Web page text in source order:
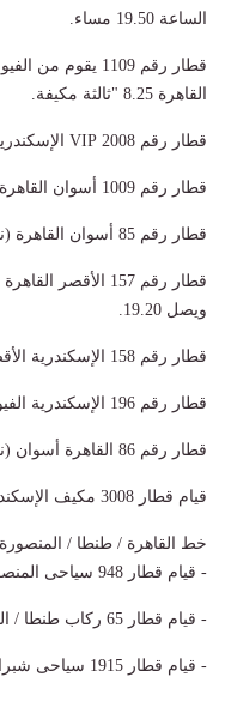
الساعة 19.50 مساء.
القاهرة 8.25 "ثالثة مكيفة.
قطار رقم 2008 VIP الإسكندرية أسوان موعد قيامه الساعة 20.00 مساء.
قطار رقم 1009 أسوان القاهرة (ثالثة مكيف) موعد قيامه الساعة 19.20.
قطار رقم 85 أسوان القاهرة (نوم) موعد قيامه الساعة 20.20.
ويصل 19.20.
قطار رقم 158 الإسكندرية الأقصر (تهوية) موعد قيامه الساعة 7.15 صباحا.
قطار رقم 196 الإسكندرية الفيوم سياحى موعد قيامه الساعة 8.35 صباحا.
قطار رقم 86 القاهرة أسوان (نوم) موعد قيامه الساعة 19.45.
قيام قطار 3008 مكيف الإسكندرية / أسوان الساعة 5:45.
خط القاهرة / طنطا /
- قيام قطار 948 سياحى المنصورة / القاهرة الساعة 5:35.
- قيام قطار 65 ركاب طنطا / المنصورة الساعة 16:50.
- قيام قطار 1915 سياحى شبرا الخيمة / المنصورة الساعة 15:35.